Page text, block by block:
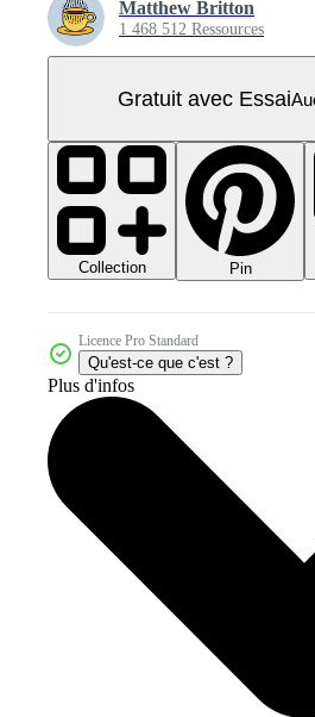
Matthew Britton
1 468 512 Ressources
Gratuit avec Essai
Collection Pin
Licence Pro Standard
Qu'est-ce que c'est ?
Plus d'infos